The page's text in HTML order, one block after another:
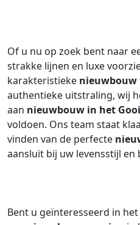
Of u nu op zoek bent naar
strakke lijnen en luxe
karakteristieke nieuwbouw
authentieke uitstraling, wij
aan nieuwbouw in het Gooi
voldoen. Ons team staat
vinden van de perfecte
aansluit bij uw levensstijl en
Bent u geïnteresseerd in